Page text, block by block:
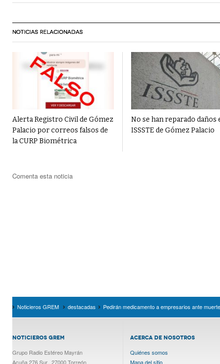
NOTICIAS RELACIONADAS
Alerta Registro Civil de Gómez
Palacio por correos falsos de
la CURP Biométrica
No se han reparado daños
ISSSTE de Gómez Palacio
Comenta esta noticia
Noticieros GREM destacadas Pedirán medicamento a empresarios ante
NOTICIEROS GREM
Grupo Radio Estéreo Mayrán
Acuña 276 Sur., 27000 Torreón
ACERCA DE NOSOTROS
Quiénes somos
Mapa del sitio